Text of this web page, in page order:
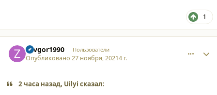
1
Zavgor1990 Пользователи
Опубликовано27 ноября, 20214 г.
2 часа назад, Uilyi сказал: